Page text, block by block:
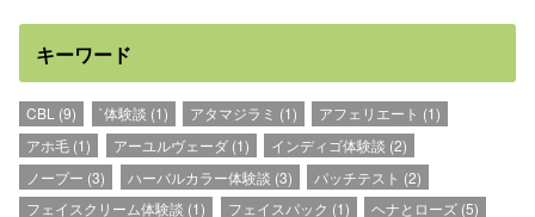
キーワード
CBL (9) `体験談 (1) アタマジラミ (1) アフェリエート (1)
アホ毛 (1) アーユルヴェーダ(1) インディゴ体験談 (2)
ノープー (3) ハーバルカラー体験談 (3) パッチテスト (2)
フェイスクリーム体験談 (1) フェイスパック (1) ヘナとローズ(5)